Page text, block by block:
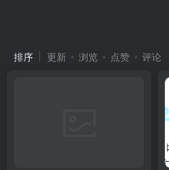
排序 更新 浏览 点赞 评论